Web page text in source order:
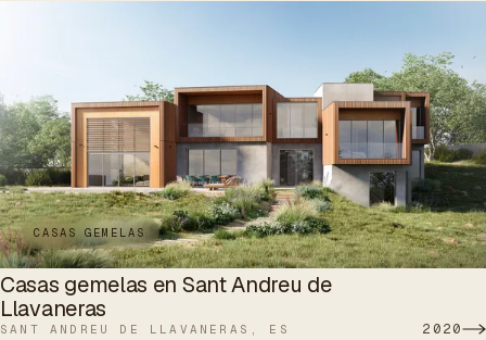
CASAS GEMELAS
Casas gemelas en Sant Andreu de
Llavaneras
SANT ANDREU DE LLAVANERAS, ES 2020